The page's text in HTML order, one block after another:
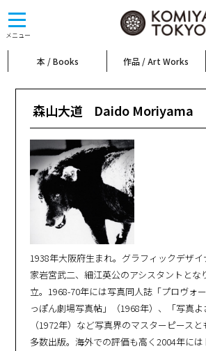
メニュー
toggle
navigation
本 / Books 作品 / Art Works
森山大道 Daido Moriyama
1938年大阪府生まれ。グラフィックデザ
家岩宮武二、細江英公のアシスタントとな
立。1968-70年には写真同人誌「プロヴォ
っぽん劇場写真帖」（1968年）、「写真よ
（1972年）など写真界のマスターピース
多数出版。海外での評価も高く2004年に